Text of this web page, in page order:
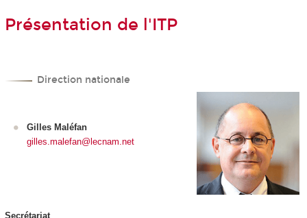
Présentation de l'ITP
Direction nationale
Gilles Maléfan
gilles.malefan@lecnam.net
Secrétariat